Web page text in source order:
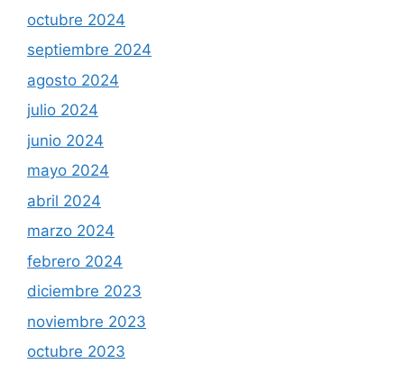
octubre 2024
septiembre 2024
agosto 2024
julio 2024
junio 2024
mayo 2024
abril 2024
marzo 2024
febrero 2024
diciembre 2023
noviembre 2023
octubre 2023